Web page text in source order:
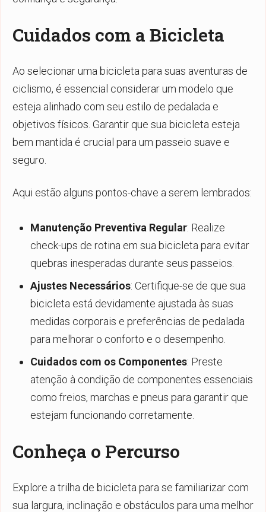
Cuidados com a Bicicleta
Ao selecionar uma bicicleta para suas aventuras de
ciclismo, é essencial considerar um modelo que
esteja alinhado com seu estilo de pedalada e
objetivos físicos. Garantir que sua bicicleta esteja
bem mantida é crucial para um passeio suave e
seguro.
Aqui estão alguns pontos-chave a serem lembrados:
Manutenção Preventiva Regular: Realize
check-ups de rotina em sua bicicleta para evitar
quebras inesperadas durante seus passeios.
Ajustes Necessários: Certifique-se de que sua
bicicleta está devidamente ajustada às suas
medidas corporais e preferências de pedalada
para melhorar o conforto e o desempenho.
Cuidados com os Componentes: Preste
atenção à condição de componentes essenciais
como freios, marchas e pneus para garantir que
estejam funcionando corretamente.
Conheça o Percurso
Explore a trilha de bicicleta para se familiarizar com
sua largura, inclinação e obstáculos para uma melhor